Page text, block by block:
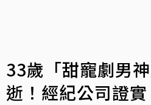
33歲「甜寵劇男
逝！經紀公司證